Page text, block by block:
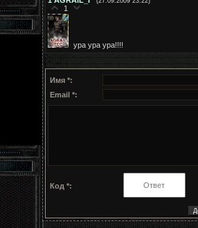
1
ура ура ура!!!!
Имя *:
Email *:
Код *: